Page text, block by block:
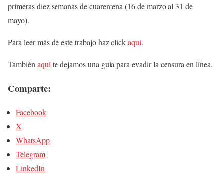
primeras diez semanas de cuarentena (16 de marzo al 31 de
mayo).
Para leer más de este trabajo haz clickaquí.
También aquíte dejamos una guía para evadir la censura en línea.
Comparte:
Facebook
X
WhatsApp
Telegram
LinkedIn